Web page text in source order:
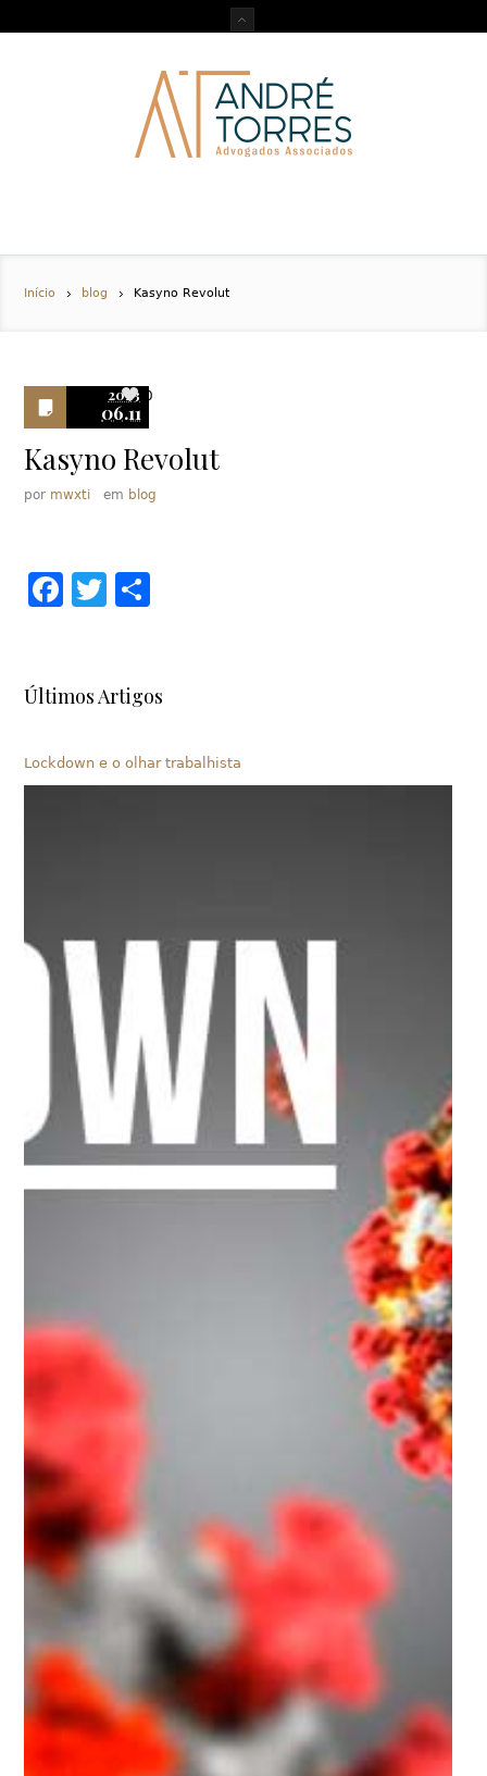
Início blog Kasyno Revolut
2023
06.11
0
Kasyno Revolut
por mwxti em blog
Facebook
Twitter
Últimos Artigos
Lockdown e o olhar trabalhista